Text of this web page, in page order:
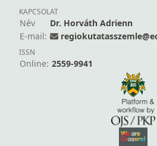
KAPCSOLAT
Név
Dr. Horváth Adrienn
E-mail:
ISSN
Online: 2559-9941